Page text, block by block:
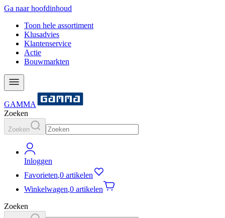
Ga naar hoofdinhoud
Toon hele assortiment
Klusadvies
Klantenservice
Actie
Bouwmarkten
GAMMA
Zoeken
Zoeken
Inloggen
Favorieten,0 artikelen
Winkelwagen,0 artikelen
Zoeken